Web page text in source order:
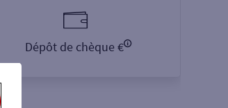
Dépôt de chèque €